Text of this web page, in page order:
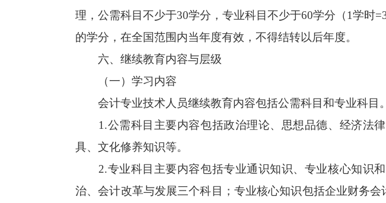
理，公需科目不少于30学分，专业科目不少于60学分（1学时
的学分，在全国范围内当年度有效，不得结转以后年度。
六、继续教育内容与层级
（一）学习内容
会计专业技术人员继续教育内容包括公需科目和专业科目。
1.公需科目主要内容包括政治理论、思想品德、经济法律
具、文化修养知识等。
2.专业科目主要内容包括专业通识知识、专业核心知识
治、会计改革与发展三个科目；专业核心知识包括企业财务